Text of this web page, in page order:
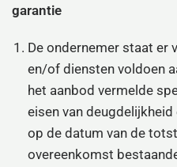
garantie
De ondernemer staat er
en/of diensten voldoen
het aanbod vermelde
eisen van
op de datum van de
overeenkomst